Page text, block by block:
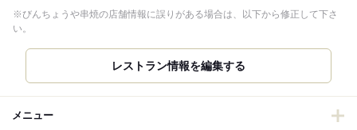
※びんちょうや串焼の店舗情報に誤りがある場合は、以下から修正して下さ
い。
レストラン情報を編集する
メニュー